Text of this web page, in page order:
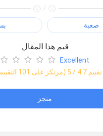
/
صعبة
:قيم هذا المقال
Excellent
:تقييم 4.7 / 5 (مرتكز على 101
منجز